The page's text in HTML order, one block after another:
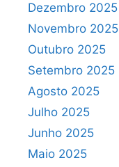
Dezembro 2025
Novembro 2025
Outubro 2025
Setembro 2025
Agosto 2025
Julho 2025
Junho 2025
Maio 2025